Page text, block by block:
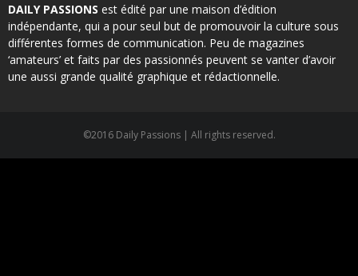
DAILY PASSIONS est édité par une maison d’édition
indépendante, qui a pour seul but de promouvoir la culture sous
différentes formes de communication. Peu de magazines
‘amateurs’ et faits par des passionnés peuvent se vanter d’avoir
une aussi grande qualité graphique et rédactionnelle.
©2016 Daily Passions | All rights reserved.